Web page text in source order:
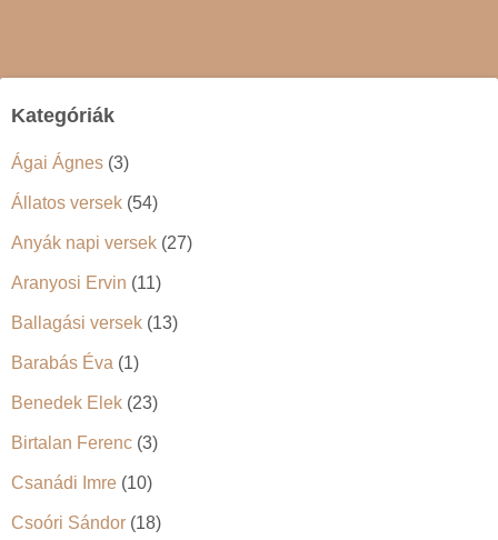
Kategóriák
Ágai Ágnes (3)
Állatos versek (54)
Anyák napi versek (27)
Aranyosi Ervin (11)
Ballagási versek (13)
Barabás Éva (1)
Benedek Elek (23)
Birtalan Ferenc (3)
Csanádi Imre (10)
Csoóri Sándor (18)